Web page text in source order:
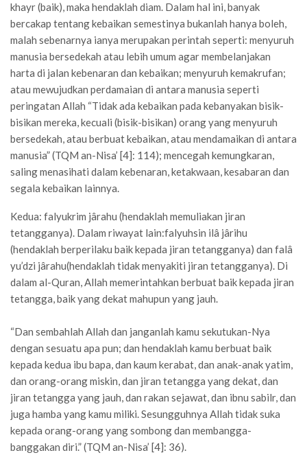
khayr (baik), maka hendaklah diam. Dalam hal ini, banyak
bercakap tentang kebaikan semestinya bukanlah hanya boleh,
malah sebenarnya ianya merupakan perintah seperti: menyuruh
manusia bersedekah atau lebih umum agar membelanjakan
harta di jalan kebenaran dan kebaikan; menyuruh kemakrufan;
atau mewujudkan perdamaian di antara manusia seperti
peringatan Allah “Tidak ada kebaikan pada kebanyakan bisik-
bisikan mereka, kecuali (bisik-bisikan) orang yang menyuruh
bersedekah, atau berbuat kebaikan, atau mendamaikan di antara
manusia” (TQM an-Nisa’ [4]: 114); mencegah kemungkaran,
saling menasihati dalam kebenaran, ketakwaan, kesabaran dan
segala kebaikan lainnya.
Kedua: falyukrim jârahu (hendaklah memuliakan jiran
tetangganya). Dalam riwayat lain:falyuhsin ilâ jârihu
(hendaklah berperilaku baik kepada jiran tetangganya) dan falâ
yu’dzi jârahu(hendaklah tidak menyakiti jiran tetangganya). Di
dalam al-Quran, Allah memerintahkan berbuat baik kepada jiran
tetangga, baik yang dekat mahupun yang jauh.
“Dan sembahlah Allah dan janganlah kamu sekutukan-Nya
dengan sesuatu apa pun; dan hendaklah kamu berbuat baik
kepada kedua ibu bapa, dan kaum kerabat, dan anak-anak yatim,
dan orang-orang miskin, dan jiran tetangga yang dekat, dan
jiran tetangga yang jauh, dan rakan sejawat, dan ibnu sabilr, dan
juga hamba yang kamu miliki. Sesungguhnya Allah tidak suka
kepada orang-orang yang sombong dan membangga-
banggakan diri.” (TQM an-Nisa’ [4]: 36).